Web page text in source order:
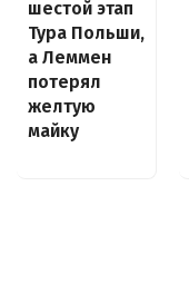
шестой этап
Тура Польши,
а Леммен
потерял
желтую
майку